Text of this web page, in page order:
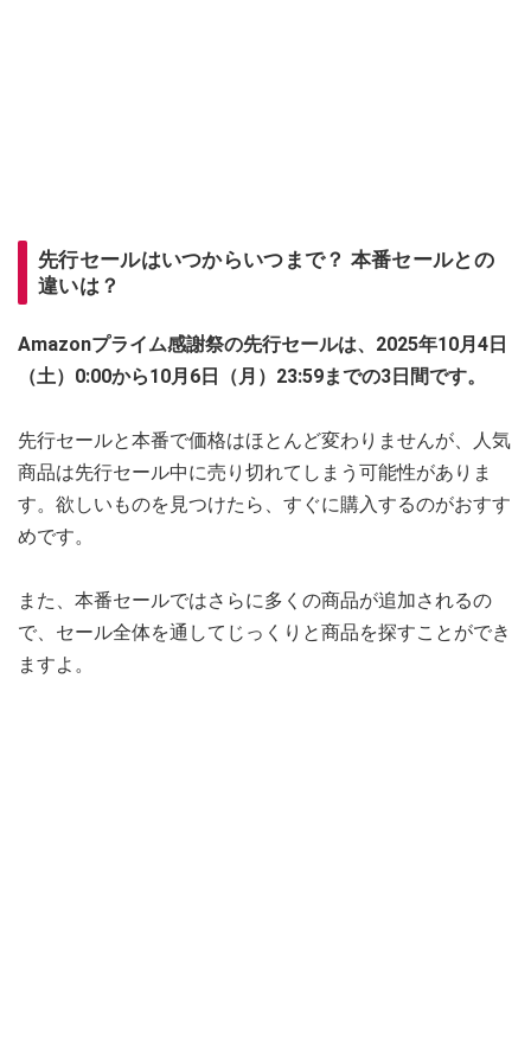
先行セールはいつからいつまで？ 本番セールとの
違いは？
Amazonプライム感謝祭の先行セールは、2025年10月4日
（土）0:00から10月6日（月）23:59までの3日間です。
先行セールと本番で価格はほとんど変わりませんが、人気
商品は先行セール中に売り切れてしまう可能性がありま
す。欲しいものを見つけたら、すぐに購入するのがおすす
めです。
また、本番セールではさらに多くの商品が追加されるの
で、セール全体を通してじっくりと商品を探すことができ
ますよ。